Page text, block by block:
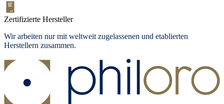
Zertifizierte Hersteller
Wir arbeiten nur mit weltweit zugelassenen und etablierten
Herstellern zusammen.